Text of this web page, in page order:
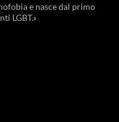
e nasce dal primo
LGBT.»